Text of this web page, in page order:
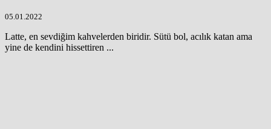
05.01.2022
Latte, en sevdiğim kahvelerden biridir. Sütü bol, acılık katan ama
yine de kendini hissettiren ...